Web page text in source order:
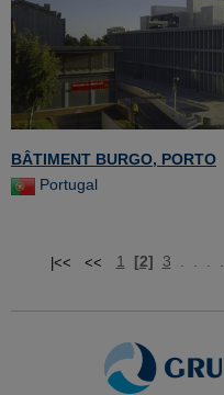
BÂTIMENT BURGO, PORTO
Portugal
1 [2] 3 . . .